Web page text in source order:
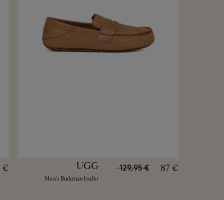
€ UGG
Men's Burkman loafer
87 €
129,95 €